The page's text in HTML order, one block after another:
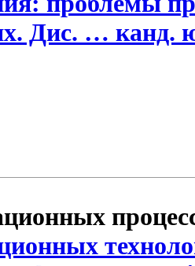
Дис. … канд.